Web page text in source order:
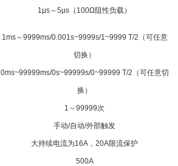
1μs～5μs（100Ω阻性负载）
1ms～9999ms/0.001s~9999s/1~9999 T/2（可任意
切换）
0ms~99999ms/0s~99999s/0~99999 T/2（可任意切
换）
1～99999次
手动/自动/外部触发
大持续电流为16A，20A限流保护
500A